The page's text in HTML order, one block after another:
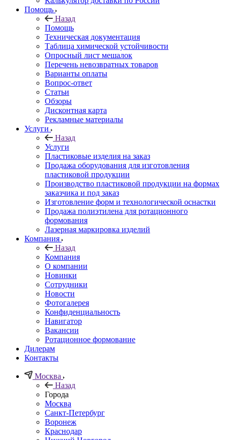
Помощь
Назад
Помощь
Техническая документация
Таблица химической устойчивости
Опросный лист мешалок
Перечень невозвратных товаров
Варианты оплаты
Вопрос-ответ
Статьи
Обзоры
Дисконтная карта
Рекламные материалы
Услуги
Назад
Услуги
Пластиковые изделия на заказ
Продажа оборудования для изготовления
пластиковой продукции
Производство пластиковой продукции на формах
заказчика и под заказ
Изготовление форм и технологической оснастки
Продажа полиэтилена для ротационного
формования
Лазерная маркировка изделий
Компания
Назад
Компания
О компании
Новинки
Сотрудники
Новости
Фотогалерея
Конфиденциальность
Навигатор
Вакансии
Ротационное формование
Дилерам
Контакты
Москва
Назад
Города
Москва
Санкт-Петербург
Воронеж
Краснодар